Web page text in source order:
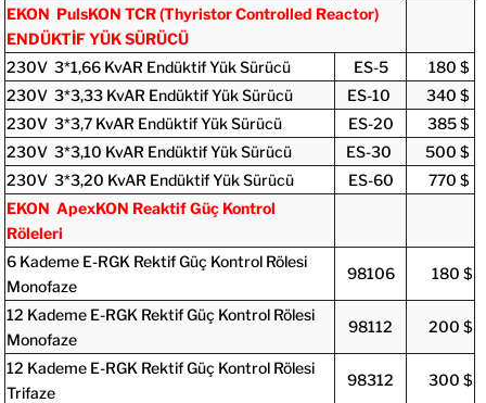
EKON PulsKON TCR (Thyristor Controlled Reactor)
ENDÜKTİF YÜK SÜRÜCÜ
230V 3*1,66 KvAR Endüktif Yük Sürücü
ES-5
180 $
230V 3*3,33 KvAR Endüktif Yük Sürücü
ES-10
340 $
230V 3*3,7 KvAR Endüktif Yük Sürücü
ES-20
385 $
230V 3*3,10 KvAR Endüktif Yük Sürücü
ES-30
500 $
230V 3*3,20 KvAR Endüktif Yük Sürücü
ES-60
770 $
EKON ApexKON Reaktif Güç Kontrol
Röleleri
6 Kademe E-RGK Rektif Güç Kontrol Rölesi
Monofaze
98106 180 $
12 Kademe E-RGK Rektif Güç Kontrol Rölesi
Monofaze
98112 200 $
12 Kademe E-RGK Rektif Güç Kontrol Rölesi
Trifaze
98312 300 $